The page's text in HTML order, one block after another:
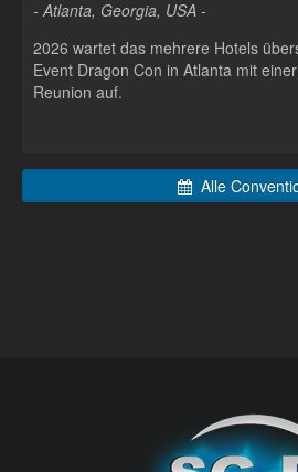
- Atlanta, Georgia, USA -
2026 wartet das mehrere Hotels
Event Dragon Con in Atlanta mit
Reunion auf.
Alle